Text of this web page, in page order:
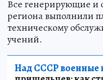
Все генерирующие и
региона выполнили
техническому
учений.
Над СССР военные